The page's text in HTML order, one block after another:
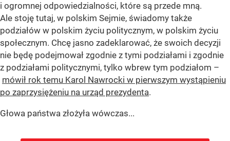
i ogromnej odpowiedzialności, które są przede mną.
Ale stoję tutaj, w polskim Sejmie, świadomy także
podziałów w polskim życiu politycznym, w polskim życiu
społecznym. Chcę jasno zadeklarować, że swoich decyzji
nie będę podejmował zgodnie z tymi podziałami i zgodnie
z podziałami politycznymi, tylko wbrew tym podziałom –
mówił rok temu Karol Nawrocki w pierwszym wystąpieniu
po zaprzysiężeniu na urząd prezydenta.
Głowa państwa złożyła wówczas...